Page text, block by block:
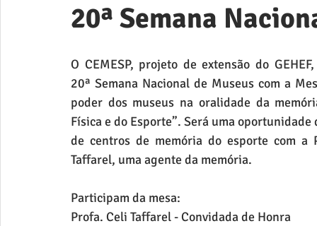
20ª Semana
O CEMESP, projeto de extensão do
20ª Semana Nacional de Museus com a
poder dos museus na oralidade da
Física e do Esporte”. Será uma oportunidade
de centros de memória do esporte com a
Taffarel, uma agente da memória.
Participam da mesa:
Profa. Celi Taffarel - Convidada de Honra